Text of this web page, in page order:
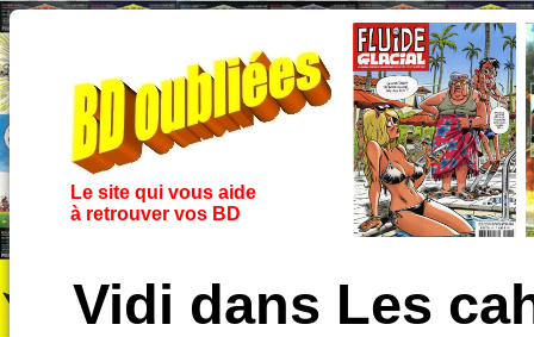
Le site qui vous aide
à retrouver vos BD
Vidi dans Les